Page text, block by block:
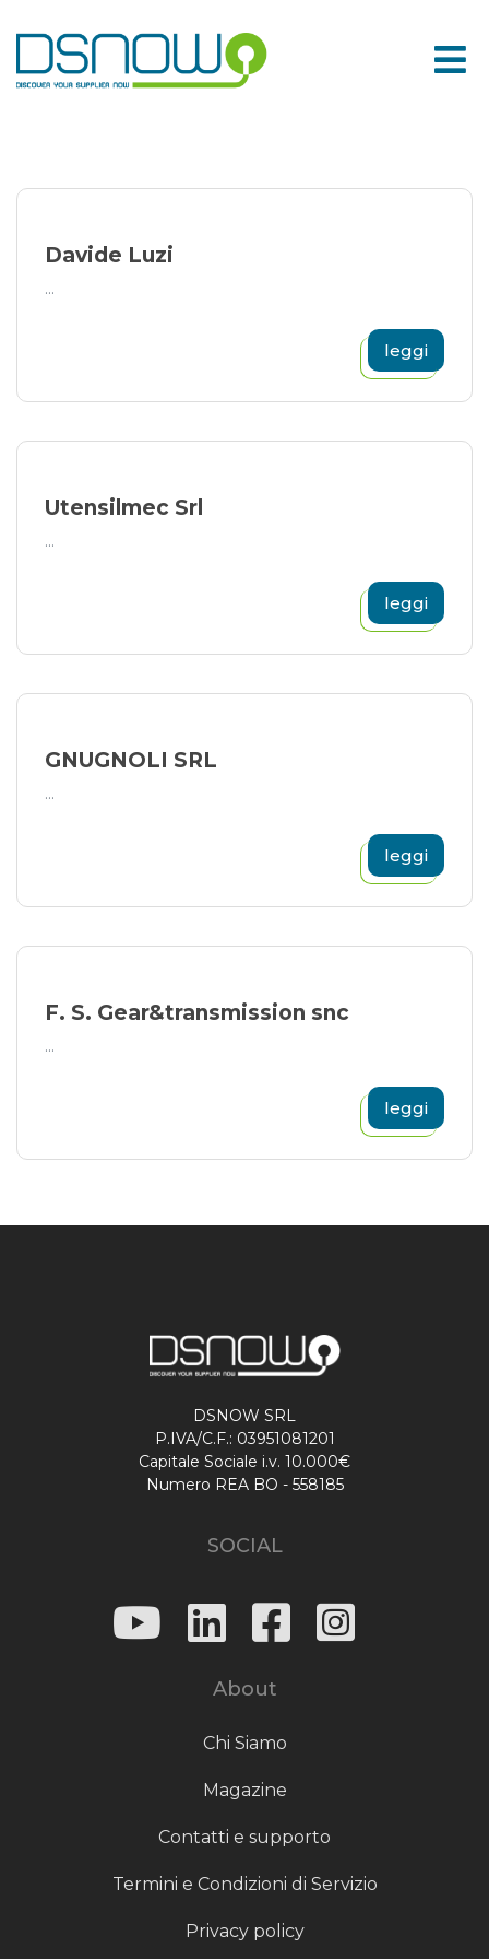
to
content
Davide Luzi
...
leggi
Utensilmec Srl
...
leggi
GNUGNOLI SRL
...
leggi
F. S. Gear&transmission snc
...
leggi
DSNOW SRL
P.IVA/C.F.: 03951081201
Capitale Sociale i.v. 10.000€
Numero REA BO - 558185
SOCIAL
About
Chi Siamo
Magazine
Contatti e supporto
Termini e Condizioni di Servizio
Privacy policy